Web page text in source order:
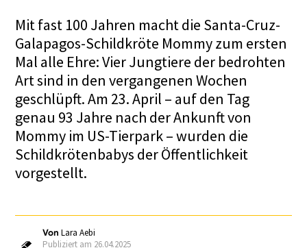
Mit fast 100 Jahren macht die Santa-Cruz-
Galapagos-Schildkröte Mommy zum ersten
Mal alle Ehre: Vier Jungtiere der bedrohten
Art sind in den vergangenen Wochen
geschlüpft. Am 23. April – auf den Tag
genau 93 Jahre nach der Ankunft von
Mommy im US-Tierpark – wurden die
Schildkrötenbabys der Öffentlichkeit
vorgestellt.
VonLara Aebi
Publiziert am 26.04.2025